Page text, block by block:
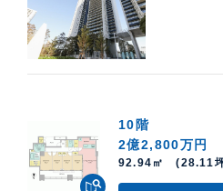
10階
2億2,800万円
92.94㎡ (28.11